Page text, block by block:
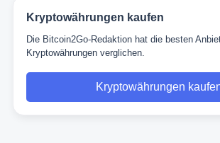
Kryptowährungen kaufen
Die Bitcoin2Go-Redaktion hat die besten
Kryptowährungen verglichen.
Kryptowährungen